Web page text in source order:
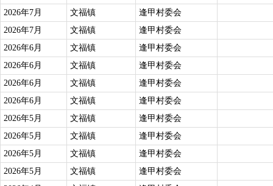
2026年7月
文福镇
逢甲村委会
2026年7月
文福镇
逢甲村委会
2026年6月
文福镇
逢甲村委会
2026年6月
文福镇
逢甲村委会
2026年6月
文福镇
逢甲村委会
2026年6月
文福镇
逢甲村委会
2026年5月
文福镇
逢甲村委会
2026年5月
文福镇
逢甲村委会
2026年5月
文福镇
逢甲村委会
2026年5月
文福镇
逢甲村委会